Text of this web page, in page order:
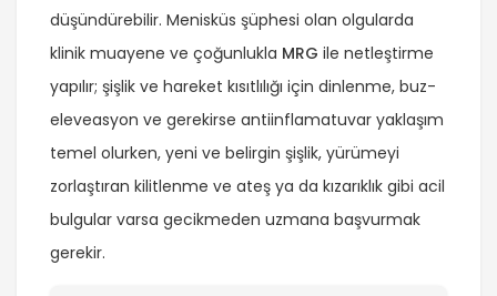
düşündürebilir. Menisküs şüphesi olan olgularda
klinik muayene ve çoğunlukla MRG ile netleştirme
yapılır; şişlik ve hareket kısıtlılığı için dinlenme, buz-
eleveasyon ve gerekirse antiinflamatuvar yaklaşım
temel olurken, yeni ve belirgin şişlik, yürümeyi
zorlaştıran kilitlenme ve ateş ya da kızarıklık gibi acil
bulgular varsa gecikmeden uzmana başvurmak
gerekir.